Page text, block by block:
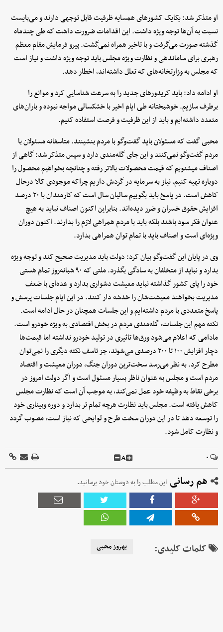
او متذکر شد: یکایک کشورهای همسایه ظرفیت قابل توجهی دارند و می‌بایست
نسبت به آن‌ها توجه ویژه داشت. این اقدامات ضرورت داشت که طی چندماه
گذشته صورت می‌گرفت و با تاخیر همراه نمی‌گشت. پیرو فرمایش مقام معظم
رهبری برای ساماندهی و نظارت ویژه مجلس باید توجه ویژه داشت و نیاز است
که مجلس به وزارتخانه‌های که تعلل داشته‌اند، اخطار دهد.
او ادامه داد: باید کریدورهای جدید را به سرعت شناسایی کرد و موانع را
برطرف سازیم. خوشبختانه طی ایام اخیر با خشکسالی مواجه نبوده و باران‌های
متعدد داشته‌ایم و باید از این ظرفیت و فرصت استفاده کنیم.
محبی گفت که مسئولان باید گفت‌وگو با مردم بنشینند. متاسفانه مسئولان با
مردم گفت‌وگو نمی‌کنند و این جای گله‌مندی دارد و سپس متذکر شد: گاهی از
اصناف میشنویم که قیمت محصولات بالاتر رفته و چنانچه بخواهیم محصول را
دوباره تهیه کنیم، نیاز به سرمایه در گردش داریم چراکه موجودی کالا درحال
کاهش است. در پاسخ باید بگوییم سالیان سال است که کارمندان با ۲۰ درصد
افزایش حقوق خسران و ضرر دیده‌اند. بنابراین اکنون اصناف نباید به هیچ
عنوان فکر سود باشند بلکه باید با مردم همراهی لازم را بدارند. اکنون دوران
ویژه‌ای است و اصناف باید با تمام توان همراهی بدارد.
وی در پایان این گفت‌وگو بیان کرد: دولت باید مدیریت صحیح کند و توجه ویژه
بدارد و نباید از متخلفان به سادگی بگذرد. ملتی که ۹۰ شبانه‌روز تمام هستی
خود را پای کشور گذاشته نباید معیشت دشواری بدارد و عده‌ای با ضعف
مدیریت بخواهند معیشت‌شان را خدشه دار کنند. در این ایام جلسات پرسش و
پاسخ متعددی با مردم داشته‌ایم و این جلسات همچنان در حال ادامه است.
نکته مهم این جلسات، گله‌مندی مردم در بخش اقتصادی به ویژه خودرو است.
مادامی که اعلام می‌شود ورق‌ها تاثیری در تولید خودرو نداشته اما قیمت‌ها
دچار افزایش ۱۰۰ تا ۲۰۰ درصدی می‌شوند، جز تاسف نکته دیگری را نمی‌توان
مطرح کرد. به نظر می‌رسد سخت‌ترین دوران جنگ، دوران معیشت و اقتصاد
مردم است و مجلس به عنوان ناظر بسیار مسئول است و اگر دولت امروز در
برخی نقاط به وظیفه خود عمل نمی‌کند، به موجب آن است که نظارت مجلس
کاهش یافته است. مجلس باید نظارت هرچه تمام تر بدارد و دوره وبیناری خود
را توسعه دهد تا در این د‌وران سخت طرح و لوایحی که نیاز است، مصوب گردد
و نظارت کامل شود.
۰ A
هم رسانی این مطلب را به دوستان خود برسانید.
کلمات کلیدی: بهروز محبی